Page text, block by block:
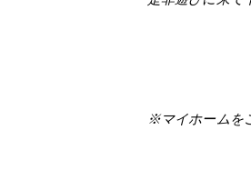
※マイホームを